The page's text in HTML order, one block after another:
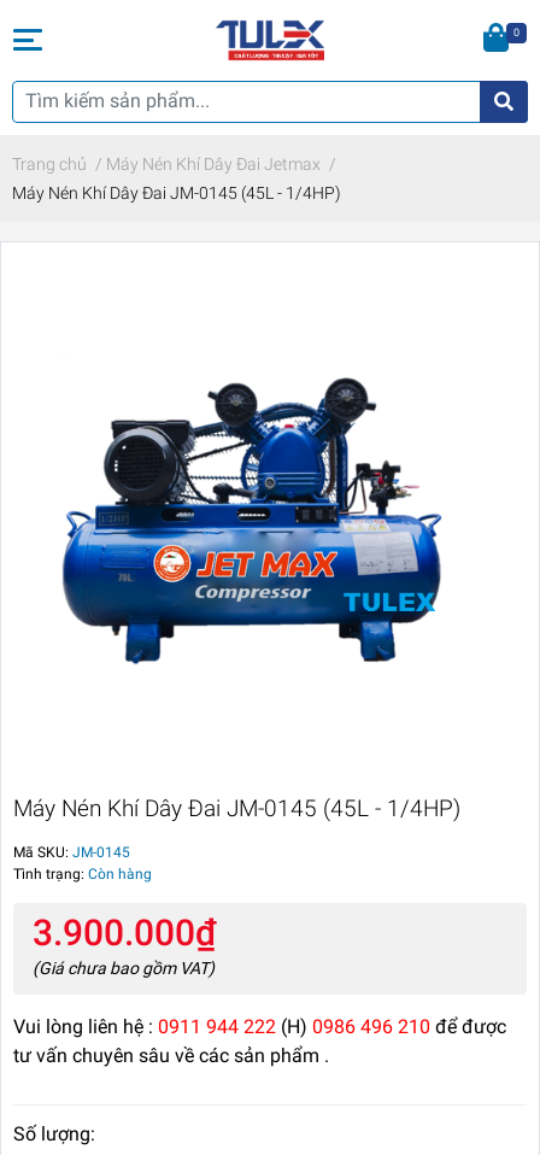
0
Trang chủ / Máy Nén Khí Dây Đai Jetmax /
Máy Nén Khí Dây Đai JM-0145 (45L - 1/4HP)
Máy Nén Khí Dây Đai JM-0145 (45L - 1/4HP)
Mã SKU: JM-0145
Tình trạng: Còn hàng
3.900.000₫
(Giá chưa bao gồm VAT)
Vui lòng liên hệ : 0911 944 222 (H) 0986 496 210 để được
tư vấn chuyên sâu về các sản phẩm .
Số lượng: